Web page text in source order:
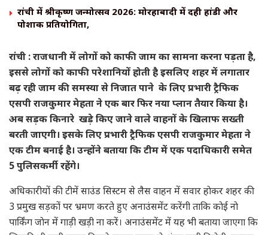
रांची में श्रीकृष्ण जन्मोत्सव 2026: मोरहाबादी में दही हांडी और
पोशाक प्रतियोगिता,
रांची : राजधानी में लोगों को काफी जाम का सामना करना पड़ता है,
इससे लोगों को काफी परेशानियों होती है इसलिए शहर में लगातार
बढ़ रही जाम की समस्या से निजात पाने के लिए प्रभारी ट्रैफिक
एसपी राजकुमार मेहता ने एक बार फिर नया प्लान तैयार किया है।
अब सड़क किनारे खड़े किए जाने वाले वाहनाें के खिलाफ सख्ती
बरती जाएगी। इसके लिए प्रभारी ट्रैफिक एसपी राजकुमार मेहता ने
एक टीम बनाई है। उन्होंने बताया कि टीम में एक पदाधिकारी समेत
5 पुलिसकर्मी रहेंगे।
अधिकारीयों की टीमें साउंड सिस्टम से लैस वाहन में सवार हाेकर शहर की
3 प्रमुख सड़काें पर भ्रमण करते हुए अनाउंसमेंट करेंगी ताकि काेई नाे
पार्किंग जाेन में गाड़ी खड़ी ना करें। अनाउंसमेंट में यह भी बताया जाएगा कि